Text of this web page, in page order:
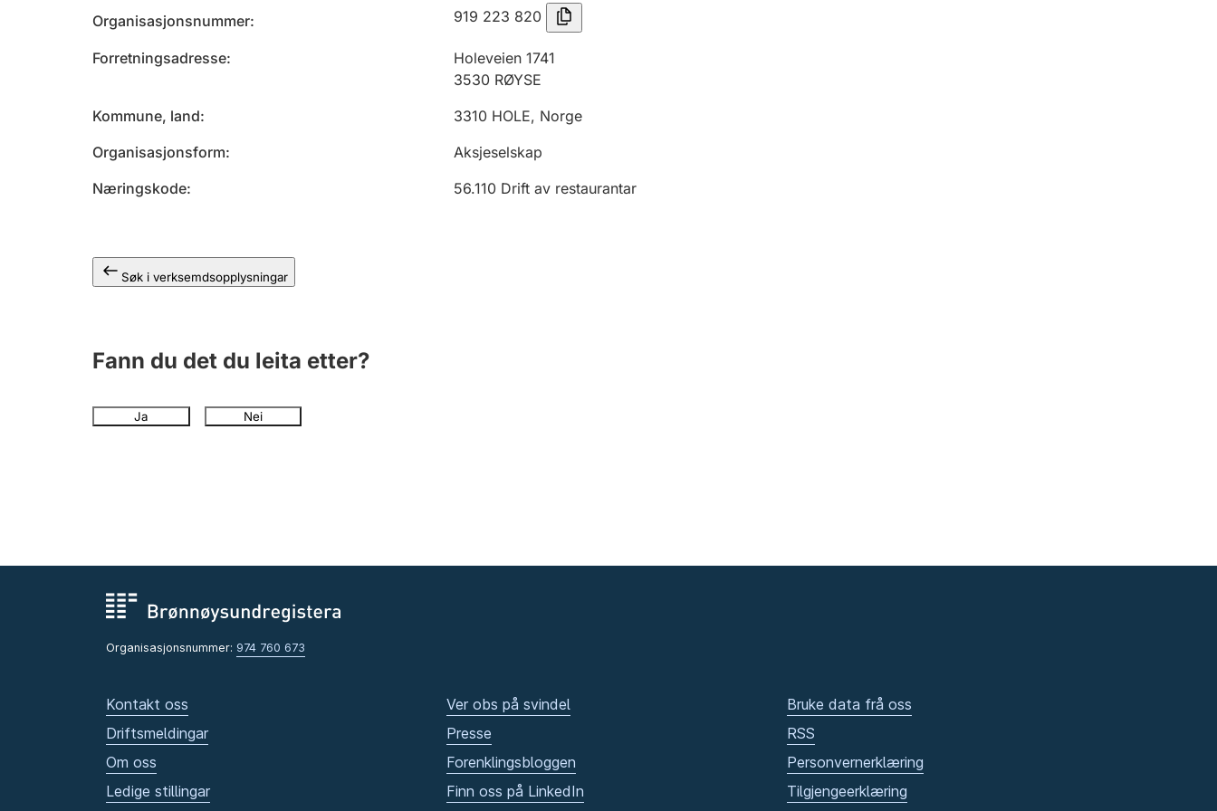
Organisasjonsnummer 919 223 820
Forretningsadresse
Holeveien 1741
3530 RØYSE
Kommune, land
3310 HOLE, Norge
Organisasjonsform
Aksjeselskap
Næringskode
56.110 Drift av restaurantar
Søk i verksemdsopplysningar
Fann du det du leita etter?
Ja Nei
Organisasjonsnummer: 974 760 673
Kontakt oss
Driftsmeldingar
Om oss
Ledige stillingar
Ver obs på svindel
Presse
Forenklingsbloggen
Finn oss på LinkedIn
Bruke data frå oss
RSS
Personvernerklæring
Tilgjengeerklæring